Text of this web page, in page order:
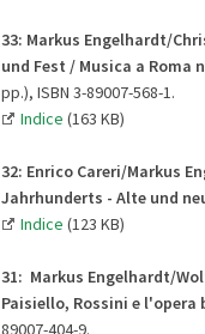
33: Markus Engelhardt/
und Fest / Musica a Roma
pp.), ISBN 3-89007-568-1.
Indice (163 KB)
32: Enrico Careri/Markus
Jahrhunderts - Alte und
Indice (123 KB)
31: Markus Engelhardt/
Paisiello, Rossini e l'opera
89007-404-9.